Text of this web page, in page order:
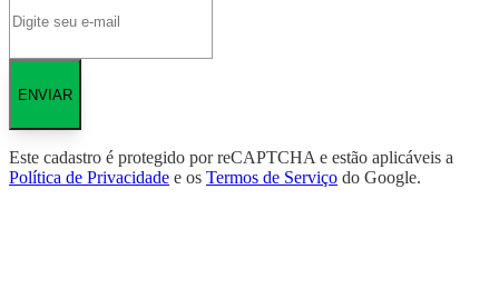
ENVIAR
Este cadastro é protegido por reCAPTCHA e estão aplicáveis a
Política de Privacidade e os Termos de Serviço do Google.